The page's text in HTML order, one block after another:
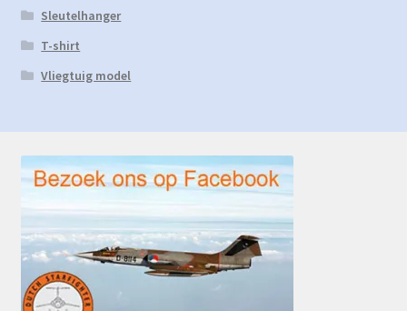
Sleutelhanger
T-shirt
Vliegtuig model